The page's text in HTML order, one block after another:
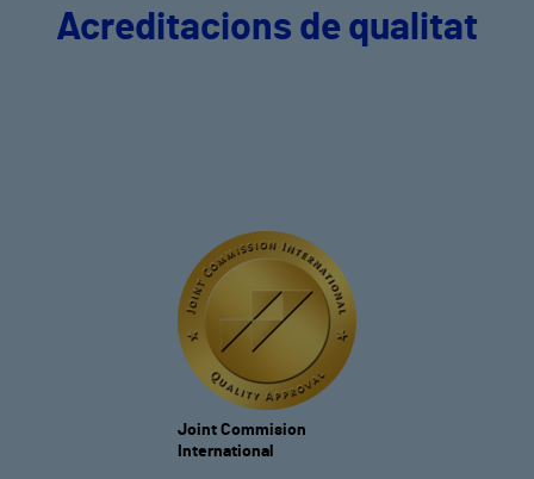
Acreditacions de qualitat
Joint Commision
International